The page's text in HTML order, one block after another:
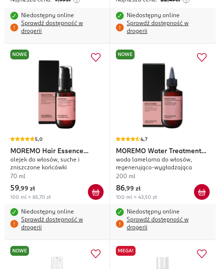
Niedostępny online
Sprawdź dostępność w
drogerii
Niedostępny online
Sprawdź dostępność w
drogerii
NOWE
5,0
MOREMO Hair Essence
Delightful Oil
olejek do włosów, suche i
zniszczone końcówki
70 ml
59,99 zł
100 ml = 85,70 zł
Niedostępny online
Sprawdź dostępność w
drogerii
NOWE
4,7
MOREMO Water Treatment
Miracle 10
woda lamelarna do włosów,
regenerująco-wygładzająca
200 ml
86,99 zł
100 ml = 43,50 zł
Niedostępny online
Sprawdź dostępność w
drogerii
NOWE MEGA!